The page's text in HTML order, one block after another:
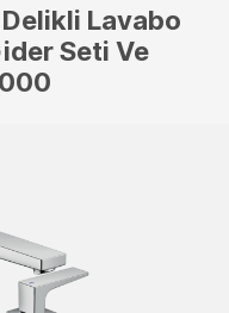
Lavabo
Seti Ve